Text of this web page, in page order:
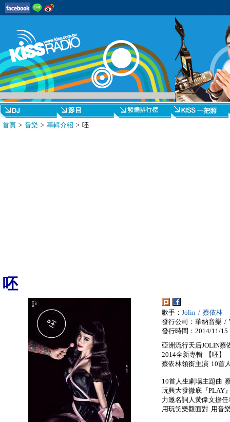
首頁 > 音樂 > 專輯介紹 > 呸
呸
歌手： Jolin / 蔡依林
發行公司：華納音樂 /
發行時間：2014/11/15
亞洲流行天后JOLIN蔡
2014全新專輯 【呸】
蔡依林領銜主演 10首
10首人生劇場主題曲
玩興大發徹底『PLAY
力邀名詞人黃偉文擔
用玩笑樂觀面對 用音